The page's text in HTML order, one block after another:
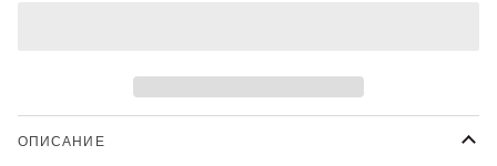
ОПИСАНИЕ